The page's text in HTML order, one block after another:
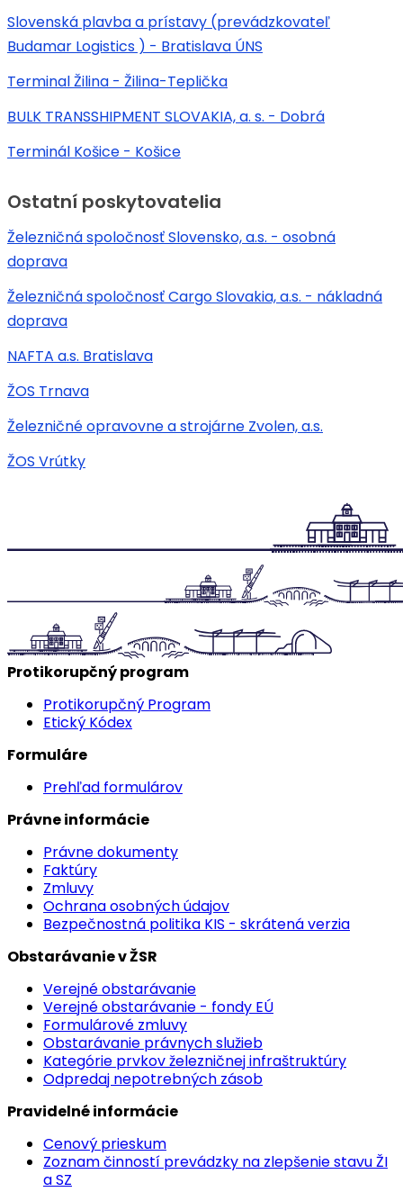
Slovenská plavba a prístavy (prevádzkovateľ
Budamar Logistics ) - Bratislava ÚNS
Terminal Žilina - Žilina-Teplička
BULK TRANSSHIPMENT SLOVAKIA, a. s. - Dobrá
Terminál Košice - Košice
Ostatní poskytovatelia
Železničná spoločnosť Slovensko, a.s. - osobná
doprava
Železničná spoločnosť Cargo Slovakia, a.s. - nákladná
doprava
NAFTA a.s. Bratislava
ŽOS Trnava
Železničné opravovne a strojárne Zvolen, a.s.
ŽOS Vrútky
Protikorupčný program
Protikorupčný Program
Etický Kódex
Formuláre
Prehľad formulárov
Právne informácie
Právne dokumenty
Faktúry
Zmluvy
Ochrana osobných údajov
Bezpečnostná politika KIS - skrátená verzia
Obstarávanie v ŽSR
Verejné obstarávanie
Verejné obstarávanie - fondy EÚ
Formulárové zmluvy
Obstarávanie právnych služieb
Kategórie prvkov železničnej infraštruktúry
Odpredaj nepotrebných zásob
Pravidelné informácie
Cenový prieskum
Zoznam činností prevádzky na zlepšenie stavu ŽI
a SZ